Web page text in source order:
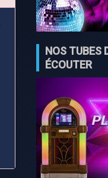
NOS TUBES
ÉCOUTER